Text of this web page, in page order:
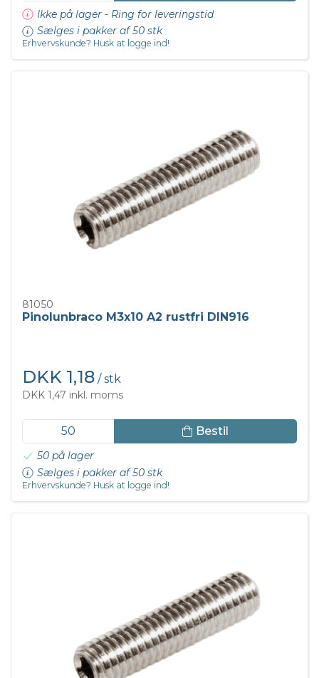
Ikke på lager - Ring for leveringstid
Sælges i pakker af 50 stk
Erhvervskunde? Husk at logge ind!
81050
Pinolunbraco M3x10 A2 rustfri DIN916
DKK 1,18 / stk
DKK 1,47 inkl. moms
Bestil
50 på lager
Sælges i pakker af 50 stk
Erhvervskunde? Husk at logge ind!